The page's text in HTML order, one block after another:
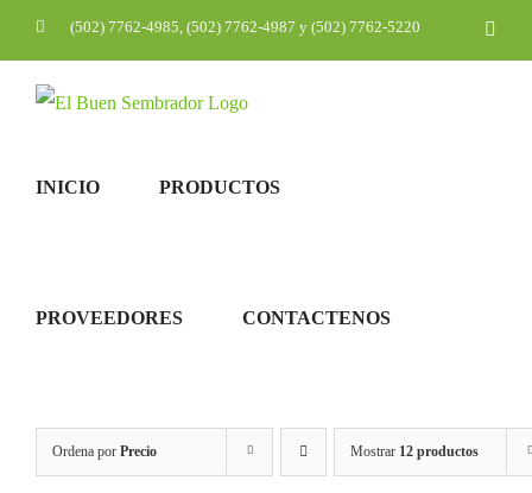
Saltar
contenido
(502) 7762-4985, (502) 7762-4987 y (502) 7762-5220
INICIO PRODUCTOS
PROVEEDORES CONTACTENOS
Ordena por Precio Mostrar 12 productos